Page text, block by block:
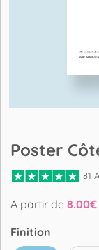
Poster
81
A partir de 8.00€
Finition